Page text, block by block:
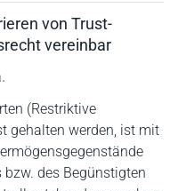
von Trust-
vereinbar
(Restriktive
gehalten werden, ist mit
des Begünstigten